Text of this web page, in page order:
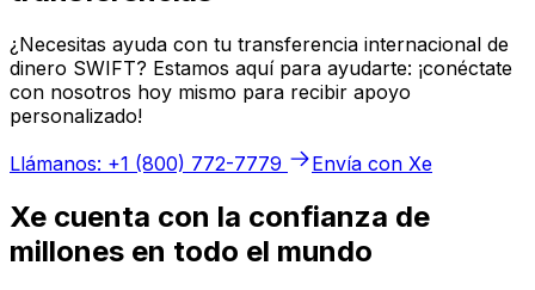
¿Necesitas ayuda con tu transferencia internacional de
dinero SWIFT? Estamos aquí para ayudarte: ¡conéctate
con nosotros hoy mismo para recibir apoyo
personalizado!
Llámanos: +1 (800) 772-7779
Envía con Xe
Xe cuenta con la confianza de
millones en todo el mundo